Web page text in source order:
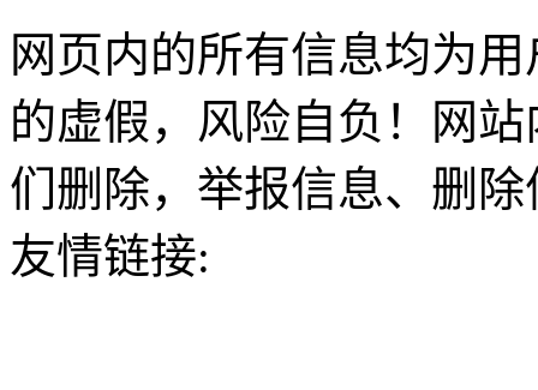
网页内的所有信息均为
的虚假，风险自负！网
们删除，举报信息、删
友情链接: